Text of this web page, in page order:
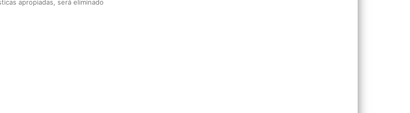
apropiadas, será eliminado